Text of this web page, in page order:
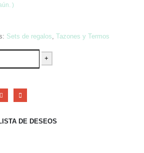
)
Sets de regalos Tazones y Termos
+
DE DESEOS